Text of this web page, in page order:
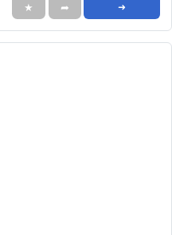
★ ➦ ➜